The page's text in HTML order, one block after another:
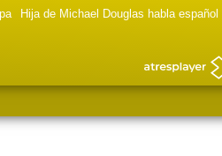
Hija de Michael Douglas habla español